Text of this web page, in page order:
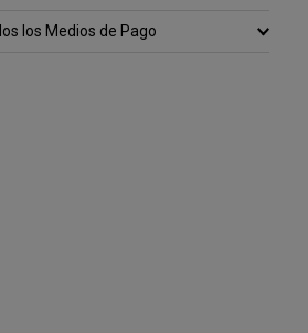
los Medios de Pago